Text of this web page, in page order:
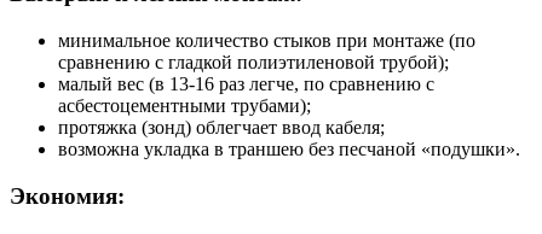
минимальное количество стыков при монтаже (по
сравнению с гладкой полиэтиленовой трубой);
малый вес (в 13-16 раз легче, по сравнению с
асбестоцементными трубами);
протяжка (зонд) облегчает ввод кабеля;
возможна укладка в траншею без песчаной «подушки».
Экономия: